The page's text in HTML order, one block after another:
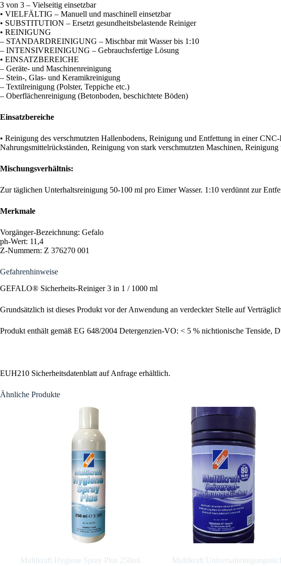
3 von 3 – Vielseitig einsetzbar
• VIELFÄLTIG – Manuell und maschinell einsetzbar
• SUBSTITUTION – Ersetzt gesundheitsbelastende Reiniger
• REINIGUNG
– STANDARDREINIGUNG – Mischbar mit Wasser bis 1:10
– INTENSIVREINIGUNG – Gebrauchsfertige Lösung
• EINSATZBEREICHE
– Geräte- und Maschinenreinigung
– Stein-, Glas- und Keramikreinigung
– Textilreinigung (Polster, Teppiche etc.)
– Oberflächenreinigung (Betonboden, beschichtete Böden)
Einsatzbereiche
• Reinigung des verschmutzten Hallenbodens, Reinigung und Entfettung in einer
Nahrungsmittelrückständen, Reinigung von stark verschmutzten Maschinen,
Mischungsverhältnis:
Zur täglichen Unterhaltsreinigung 50-100 ml pro Eimer Wasser. 1:10 verdünnt zur
Merkmale
Vorgänger-Bezeichnung: Gefalo
ph-Wert: 11,4
Z-Nummern: Z 376270 001
Gefahrenhinweise
GEFALO® Sicherheits-Reiniger 3 in 1 / 1000 ml
Grundsätzlich ist dieses Produkt vor der Anwendung an verdeckter Stelle auf
Produkt enthält gemäß EG 648/2004 Detergenzien-VO: < 5 % nichtionische Tenside,
EUH210 Sicherheitsdatenblatt auf Anfrage erhältlich.
Ähnliche Produkte
Multikraft Hygiene Spray Plus 250ml
Multikraft